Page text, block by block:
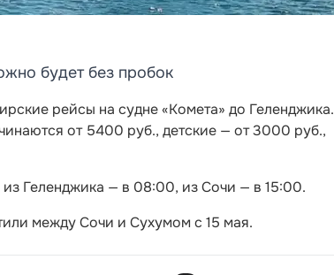
будет без пробок
рейсы на судне «Комета» до Геленджика.
от 5400 руб., детские — от 3000 руб.,
Геленджика — в 08:00, из Сочи — в 15:00.
между Сочи и Сухумом с 15 мая.